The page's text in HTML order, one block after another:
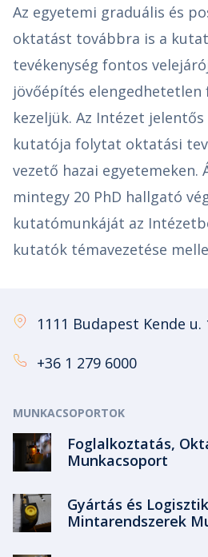
Az egyetemi graduális és
oktatást továbbra is a
tevékenység fontos
jövőépítés
kezeljük. Az Intézet jelentős
kutatója folytat oktatási
vezető hazai egyetemeken.
mintegy 20 PhD hallgató
kutatómunkáját az
kutatók témavezetése
1111 Budapest Kende u.
+36 1 279 6000
MUNKACSOPORTOK
Foglalkoztatás,
Munkacsoport
Gyártás és
Mintarendszerek